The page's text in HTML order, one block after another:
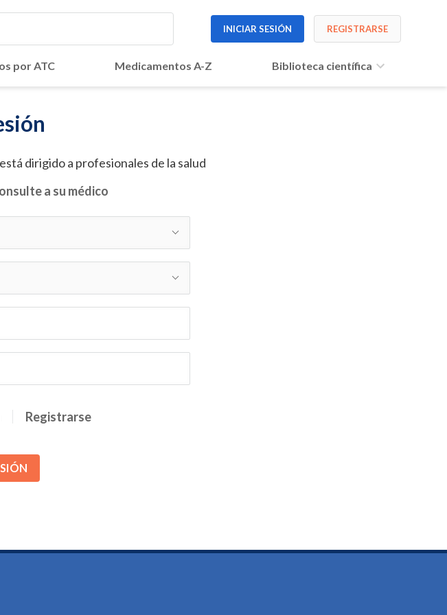
INICIAR SESIÓN REGISTRARSE
por ATC Medicamentos A-Z Biblioteca científica
dirigido a profesionales de la salud
a su médico
Registrarse